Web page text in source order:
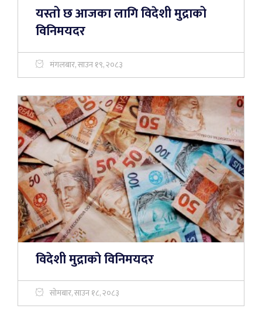
यस्तो छ आजका लागि विदेशी मुद्राको
विनिमयदर
मंगलबार, साउन १९, २०८३
विदेशी मुद्राको विनिमयदर
सोमबार, साउन १८, २०८३